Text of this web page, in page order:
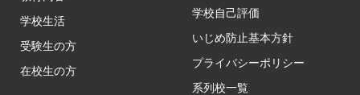
学校生活
受験生の方
在校生の方
学校自己評価
いじめ防止基本方針
プライバシーポリシー
系列校一覧